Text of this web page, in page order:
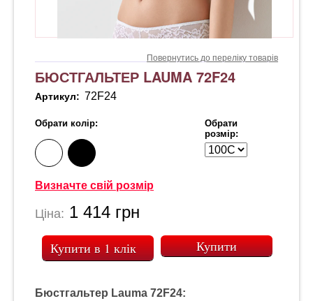
Повернутись до переліку товарів
БЮСТГАЛЬТЕР LAUMA 72F24
Артикул: 72F24
Обрати колір:
Обрати
розмір:
Визначте свій розмір
Ціна: 1 414 грн
Купити в 1 клік
Бюстгальтер Lauma 72F24: